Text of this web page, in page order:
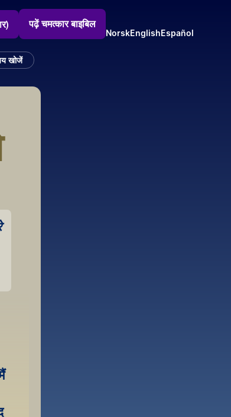
पढ़ें चमत्कार बाइबिल
NorskEnglishEspañol
खोजें